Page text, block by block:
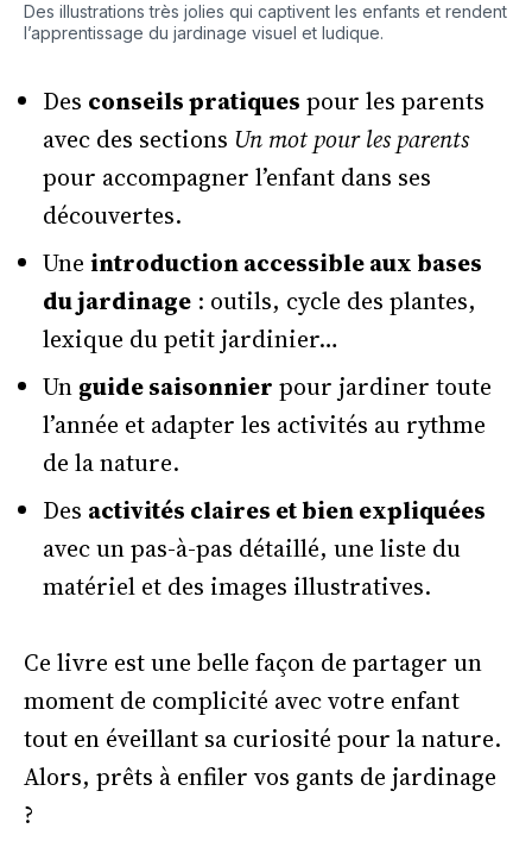
Des illustrations très jolies qui captivent les enfants et rendent
l’apprentissage du jardinage visuel et ludique.
Des conseils pratiques pour les parents
avec des sections Un mot pour les parents
pour accompagner l’enfant dans ses
découvertes.
Une introduction accessible aux bases
du jardinage : outils, cycle des plantes,
lexique du petit jardinier…
Un guide saisonnier pour jardiner toute
l’année et adapter les activités au rythme
de la nature.
Des activités claires et bien expliquées
avec un pas-à-pas détaillé, une liste du
matériel et des images illustratives.
Ce livre est une belle façon de partager un
moment de complicité avec votre enfant
tout en éveillant sa curiosité pour la nature.
Alors, prêts à enfiler vos gants de jardinage
?